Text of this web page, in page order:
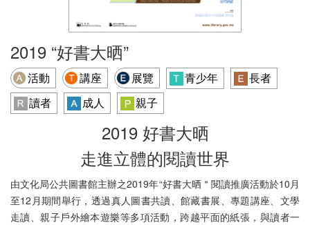
2019 “好書大晒”
活動 講座 展覽 青少年
長者
讀者
成人 親子
2019 好書大晒
走進立體的閱讀世界
由文化局公共圖書館主辦之2019年“好書大晒＂閱讀推廣活動於10月
至12月期間舉行，透過真人圖書共讀、館藏書展、專題講座、文學
走讀、親子戶外繪本遊樂等多項活動，跨越平面的紙張，與讀者一